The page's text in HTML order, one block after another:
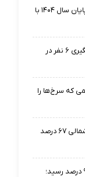
تکمیل بیمارستان ۱۷ شهریور برازجان تا پایان سال ۱۴۰۴ با
تشویش اذهان عمومی در بهشهر؛ دستگیری ۶ نفر در
که سرخ‌ها را
قربانیان تصادفات درون‌شهری خراسان شمالی ۶۷ درصد
راه دسترسی بندر نوشهر به پیشرفت ۹۵ درصد رسید؛